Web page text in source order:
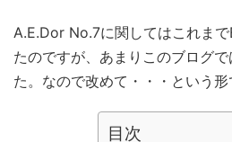
A.E.Dor No.7に関してはこれま
たのですが、あまりこのブログ
た。なので改めて・・・という形
目次